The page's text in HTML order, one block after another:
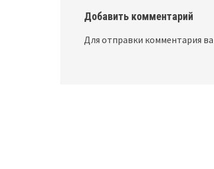
Добавить комментарий
Для отправки комментария